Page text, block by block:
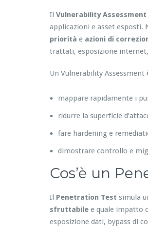
Il Vulnerability Assessment
applicazioni e asset esposti.
priorità e azioni di
trattati, esposizione
Un Vulnerability Assessment
mappare rapidamente i
ridurre la superficie
fare hardening e
dimostrare controllo e
Cos’è un
Il Penetration Test simula
sfruttabile e quale impatto
esposizione dati, bypass di